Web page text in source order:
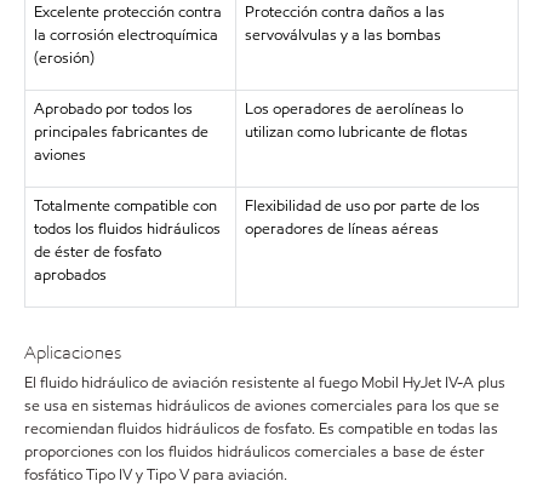
Excelente protección contra
la corrosión electroquímica
(erosión)
Protección contra daños a las
servoválvulas y a las bombas
Aprobado por todos los
principales fabricantes de
aviones
Los operadores de aerolíneas lo
utilizan como lubricante de flotas
Totalmente compatible con
todos los fluidos hidráulicos
de éster de fosfato
aprobados
Flexibilidad de uso por parte de los
operadores de líneas aéreas
Aplicaciones
El fluido hidráulico de aviación resistente al fuego Mobil HyJet IV-A plus
se usa en sistemas hidráulicos de aviones comerciales para los que se
recomiendan fluidos hidráulicos de fosfato. Es compatible en todas las
proporciones con los fluidos hidráulicos comerciales a base de éster
fosfático Tipo IV y Tipo V para aviación.